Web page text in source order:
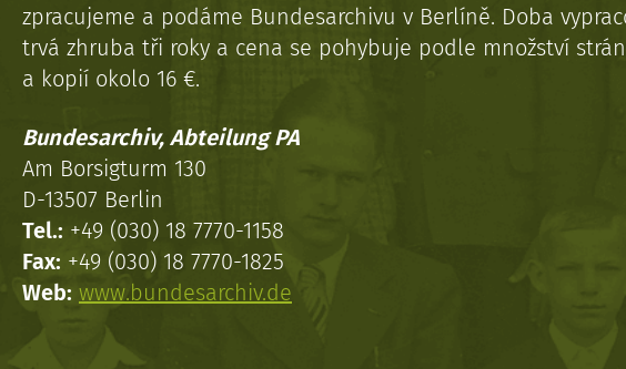
zpracujeme a podáme Bundesarchivu v Berlíně. Doba
trvá zhruba tři roky a cena se pohybuje podle množství
a kopií okolo 16 €.
Bundesarchiv, Abteilung PA
Am Borsigturm 130
D-13507 Berlin
Tel.: +49 (030) 18 7770-1158
Fax: +49 (030) 18 7770-1825
Web: www.bundesarchiv.de